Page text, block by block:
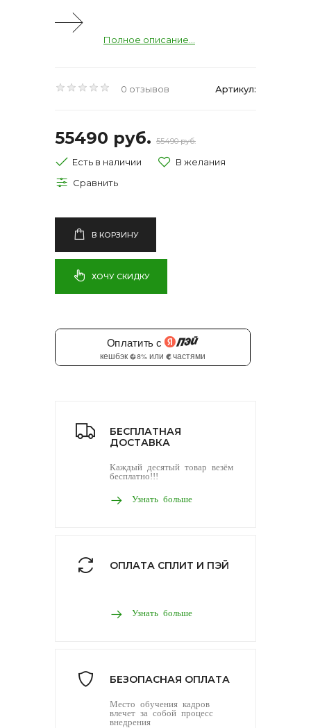
Полное описание...
0 отзывов Артикул:
55490 руб. 55490 руб.
Есть в наличии
В КОРЗИНУ
ХОЧУ СКИДКУ
БЕСПЛАТНАЯ
ДОСТАВКА
Каждый десятый товар везём
бесплатно!!!
Узнать больше
ОПЛАТА СПЛИТ И ПЭЙ
Узнать больше
БЕЗОПАСНАЯ ОПЛАТА
Место обучения кадров
влечет за собой процесс
внедрения